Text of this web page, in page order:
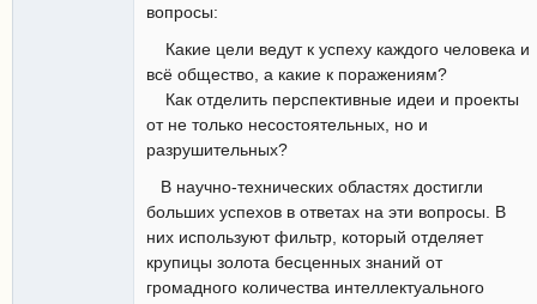
вопросы:
Какие цели ведут к успеху каждого человека и
всё общество, а какие к поражениям?
Как отделить перспективные идеи и проекты
от не только несостоятельных, но и
разрушительных?
В научно-технических областях достигли
больших успехов в ответах на эти вопросы. В
них используют фильтр, который отделяет
крупицы золота бесценных знаний от
громадного количества интеллектуального